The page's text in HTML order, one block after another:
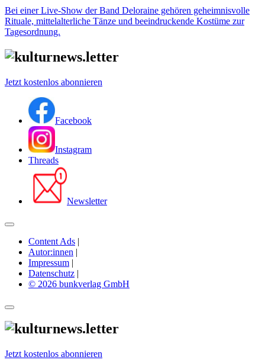
Bei einer Live-Show der Band Deloraine gehören geheimnisvolle
Rituale, mittelalterliche Tänze und beeindruckende Kostüme zur
Tagesordnung.
Jetzt kostenlos abonnieren
Facebook
Instagram
Threads
Newsletter
Content Ads |
Autor:innen |
Impressum |
Datenschutz |
© 2026 bunkverlag GmbH
Jetzt kostenlos abonnieren